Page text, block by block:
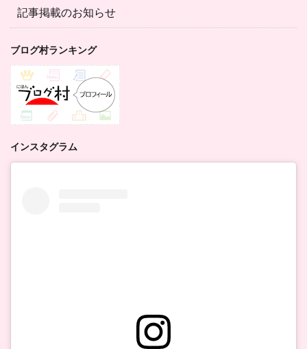
記事掲載のお知らせ
ブログ村ランキング
インスタグラム